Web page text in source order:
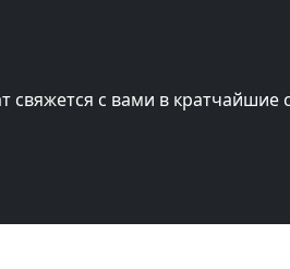
свяжется с вами в кратчайшие